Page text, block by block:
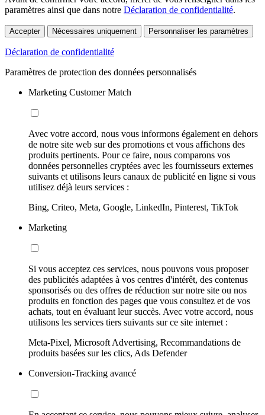
paramètres ainsi que dans notre Déclaration de confidentialité.
Accepter Nécessaires uniquement Personnaliser les paramètres
Déclaration de confidentialité
Paramètres de protection des données personnalisés
Marketing Customer Match
Avec votre accord, nous vous informons également en dehors
de notre site web sur des promotions et vous affichons des
produits pertinents. Pour ce faire, nous comparons vos
données personnelles cryptées avec les fournisseurs externes
suivants et utilisons leurs canaux de publicité en ligne si vous
utilisez déjà leurs services :
Bing, Criteo, Meta, Google, LinkedIn, Pinterest, TikTok
Marketing
Si vous acceptez ces services, nous pouvons vous proposer
des publicités adaptées à vos centres d'intérêt, des contenus
sponsorisés ou des offres de réduction sur notre site ou nos
produits en fonction des pages que vous consultez et de vos
achats, tout en évaluant leur succès. Avec votre accord, nous
utilisons les services tiers suivants sur ce site internet :
Meta-Pixel, Microsoft Advertising, Recommandations de
produits basées sur les clics, Ads Defender
Conversion-Tracking avancé